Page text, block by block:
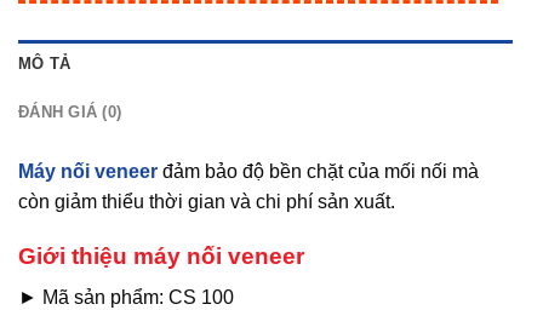
MÔ TẢ
ĐÁNH GIÁ (0)
Máy nối veneer đảm bảo độ bền chặt của mối nối mà
còn giảm thiểu thời gian và chi phí sản xuất.
Giới thiệu máy nối veneer
► Mã sản phẩm: CS 100